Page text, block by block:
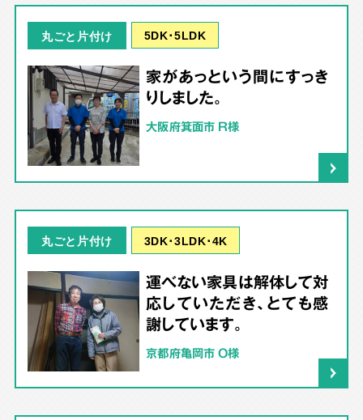
丸ごと片付け 5DK･5LDK
家があっという間にすっき
りしました。
大阪府箕面市 R様
丸ごと片付け 3DK･3LDK･4K
運べない家具は解体して対
応していただき、とても感
謝しています。
京都府亀岡市 O様